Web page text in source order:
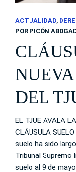
ACTUALIDAD
POR PICÓN
DEL
EL TJUE AVALA
CLÁUSULA
suelo ha sido
Tribunal Supremo
suelo al 9 de